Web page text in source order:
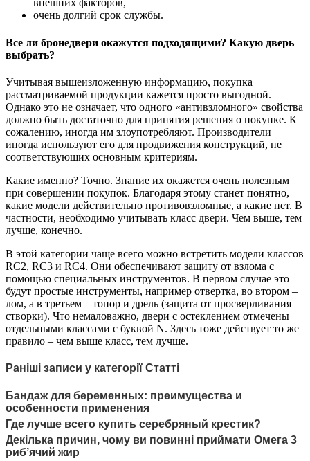
внешних факторов,
очень долгий срок службы.
Все ли бронедвери окажутся подходящими? Какую дверь
выбрать?
Учитывая вышеизложенную информацию, покупка
рассматриваемой продукции кажется просто выгодной.
Однако это не означает, что одного «антивзломного» свойства
должно быть достаточно для принятия решения о покупке. К
сожалению, иногда им злоупотребляют. Производители
иногда используют его для продвижения конструкций, не
соответствующих основным критериям.
Какие именно? Точно. Знание их окажется очень полезным
при совершении покупок. Благодаря этому станет понятно,
какие модели действительно противовзломные, а какие нет. В
частности, необходимо учитывать класс двери. Чем выше, тем
лучше, конечно.
В этой категории чаще всего можно встретить модели классов
RC2, RC3 и RC4. Они обеспечивают защиту от взлома с
помощью специальных инструментов. В первом случае это
будут простые инструменты, например отвертка, во втором –
лом, а в третьем – топор и дрель (защита от просверливания
створки). Что немаловажно, двери с остеклением отмечены
отдельными классами с буквой N. Здесь тоже действует то же
правило – чем выше класс, тем лучше.
Раніші записи у категорії Статті
Бандаж для беременных: преимущества и
особенности применения
Где лучше всего купить серебряный крестик?
Декілька причин, чому ви повинні приймати Омега 3
риб’ячий жир